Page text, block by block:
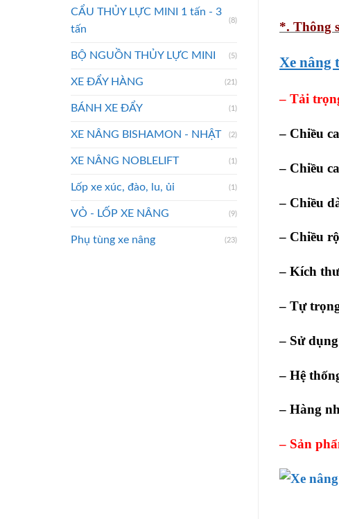
CẨU THỦY LỰC MINI 1 tấn - 3
tấn
(8)
BỘ NGUỒN THỦY LỰC MINI (5)
XE ĐẨY HÀNG (21)
BÁNH XE ĐẨY (1)
XE NÂNG BISHAMON - NHẬT (2)
XE NÂNG NOBLELIFT (1)
Lốp xe xúc, đào, lu, ủi (1)
VỎ - LỐP XE NÂNG (9)
Phụ tùng xe nâng (23)
*. Thông
Xe nâng
– Tải
– Chiều
– Chiều
– Chiều
– Chiều
– Kích
– Tự
– Sử
– Hệ
– Hàng
– Sản